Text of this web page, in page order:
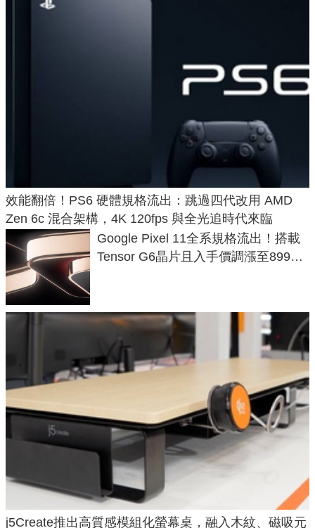
效能翻倍！PS6 硬體規格流出：跳過四代改用 AMD
Zen 6c 混合架構，4K 120fps 與全光追時代來臨
Google Pixel 11全系規格流出！搭載
Tensor G6晶片且入手價調漲至899美
j5Create推出高質感模組化螢幕桌，融入木紋、磁吸元